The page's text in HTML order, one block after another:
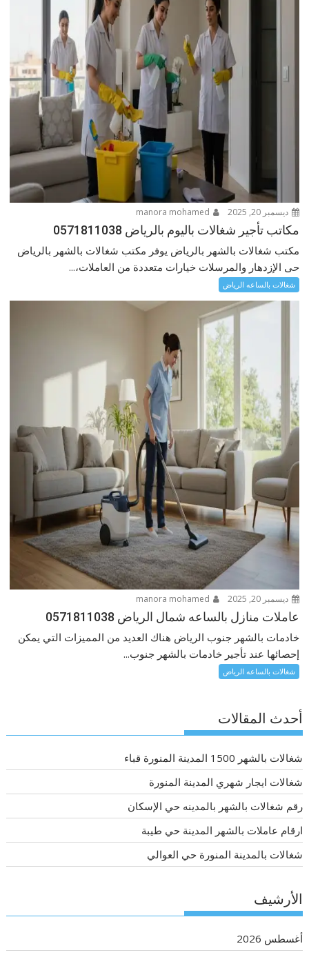
ديسمبر 20, 2025
مكاتب تأجير شغالات باليوم بالرياض 0571811038
مكتب شغالات بالشهر بالرياض يوفر مكتب شغالات بالشهر بالرياض
حى الإزدهار والمرسلات خيارات متعددة من العاملات،...
شغالات بالساعه الرياض
ديسمبر 20, 2025
عاملات منازل بالساعه شمال الرياض 0571811038
خادمات بالشهر جنوب الرياض هناك العديد من المميزات التي يمكن
إحصائها عند تأجير خادمات بالشهر جنوب...
شغالات بالساعه الرياض
أحدث المقالات
شغالات بالشهر 1500 المدينة المنورة قباء
شغالات ايجار شهري المدينة المنورة
رقم شغالات بالشهر بالمدينه حي الإسكان
ارقام عاملات بالشهر المدينة حي طيبة
شغالات بالمدينة المنورة حي العوالي
الأرشيف
أغسطس 2026